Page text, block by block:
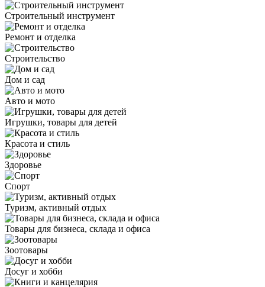
Строительный инструмент
Ремонт и отделка
Строительство
Дом и сад
Авто и мото
Игрушки, товары для детей
Красота и стиль
Здоровье
Спорт
Туризм, активный отдых
Товары для бизнеса, склада и офиса
Зоотовары
Досуг и хобби